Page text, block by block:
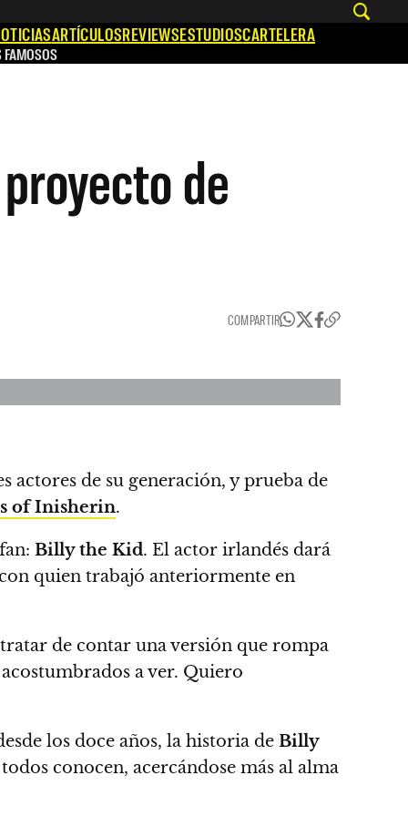
ARTÍCULOSREVIEWSESTUDIOSCARTELERA
FAMOSOS
de
COMPARTIR
actores de su generación, y prueba de
of Inisherin.
Billy the Kid. El actor irlandés dará
con quien trabajó anteriormente en
de contar una versión que rompa
a ver. Quiero
los doce años, la historia de Billy
conocen, acercándose más al alma